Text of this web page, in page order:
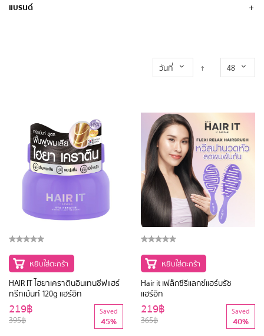
แบรนด์
วันที่ 48
หยิบใส่ตะกร้า
HAIR IT ไฮยาเคราตินอินเทนซีฟแฮร์
ทรีทเม้นท์ 120g แฮร์อิท
395฿
219฿ Saved
45%
หยิบใส่ตะกร้า
Hair it เฟล็กซีรีแลกซ์แฮร์บรัช
แฮร์อิท
365฿
219฿ Saved
40%